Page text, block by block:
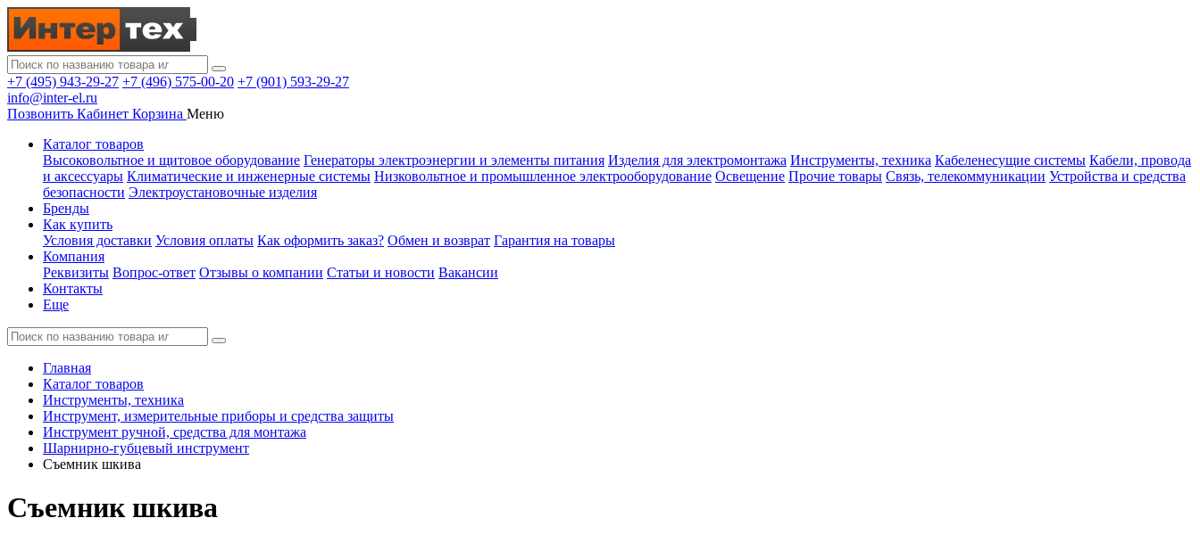
+7 (495) 943-29-27 +7 (496) 575-00-20 +7 (901) 593-29-27
info@inter-el.ru
Позвонить Кабинет Корзина Меню
Каталог товаров
Высоковольтное и щитовое оборудование Генераторы электроэнергии и элементы питания Изделия для электромонтажа Инструменты, техника Кабеленесущие системы Кабели, провода
и аксессуары Климатические и инженерные системы Низковольтное и промышленное электрооборудование Освещение Прочие товары Связь, телекоммуникации Устройства и средства
безопасности Электроустановочные изделия
Бренды
Как купить
Условия доставки Условия оплаты Как оформить заказ? Обмен и возврат Гарантия на товары
Компания
Реквизиты Вопрос-ответ Отзывы о компании Статьи и новости Вакансии
Контакты
Еще
Главная
Каталог товаров
Инструменты, техника
Инструмент, измерительные приборы и средства защиты
Инструмент ручной, средства для монтажа
Шарнирно-губцевый инструмент
Съемник шкива
Съемник шкива